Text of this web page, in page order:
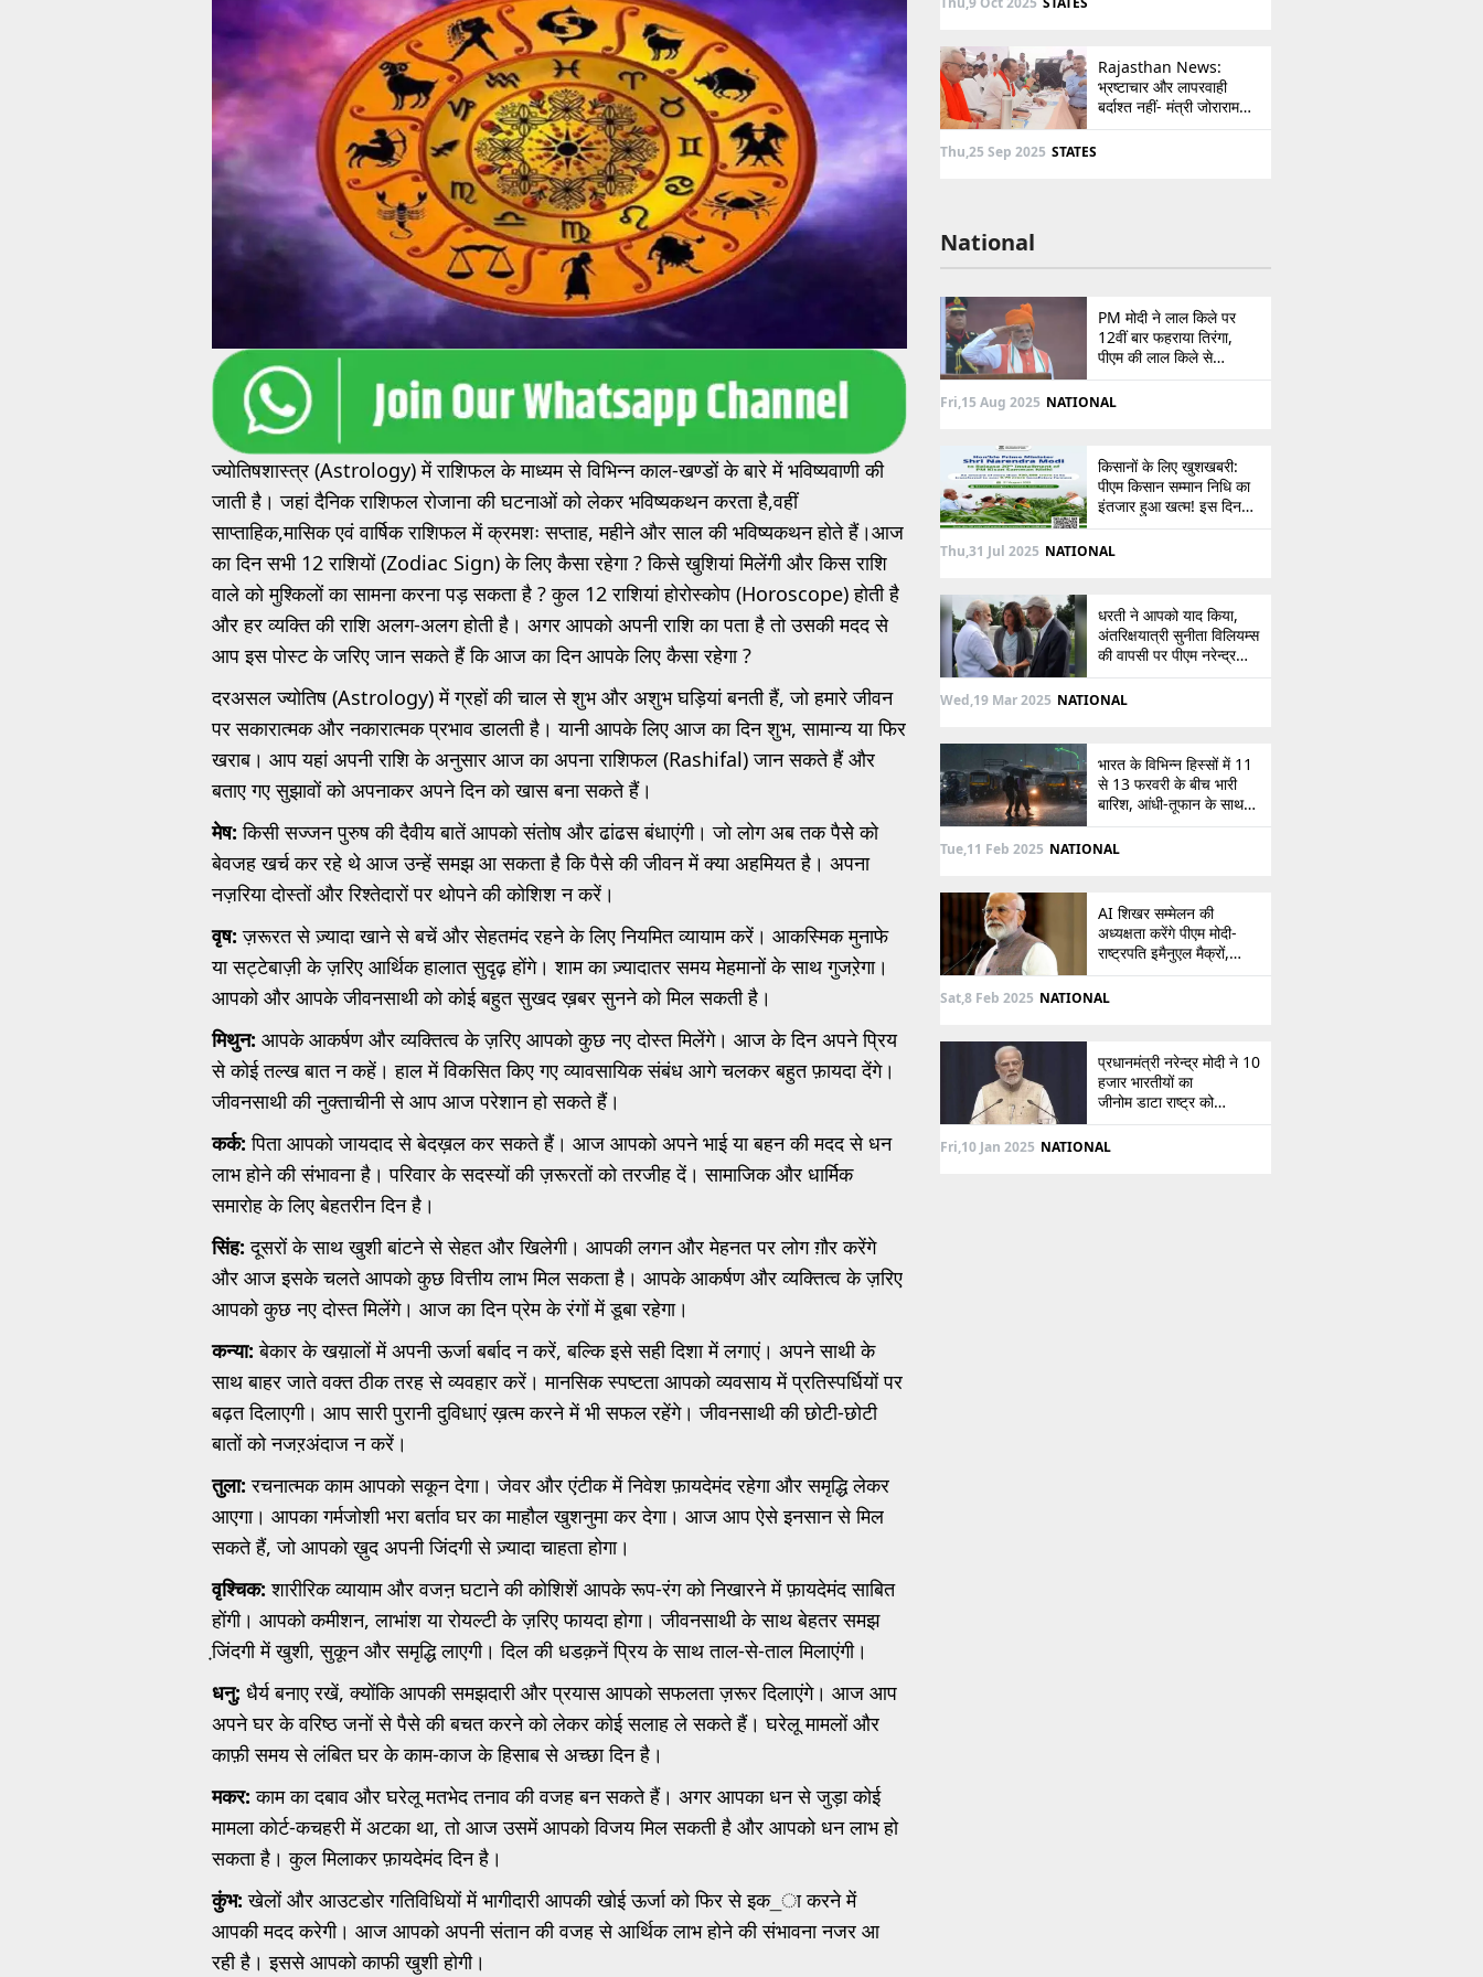
ज्योतिषशास्त्र (Astrology) में राशिफल के माध्यम से विभिन्न काल-खण्डों के बारे में भविष्यवाणी की
जाती है। जहां दैनिक राशिफल रोजाना की घटनाओं को लेकर भविष्यकथन करता है,वहीं
साप्ताहिक,मासिक एवं वार्षिक राशिफल में क्रमशः सप्ताह, महीने और साल की भविष्यकथन होते हैं।आज
का दिन सभी 12 राशियों (Zodiac Sign) के लिए कैसा रहेगा ? किसे खुशियां मिलेंगी और किस राशि
वाले को मुश्किलों का सामना करना पड़ सकता है ? कुल 12 राशियां होरोस्कोप (Horoscope) होती है
और हर व्यक्ति की राशि अलग-अलग होती है। अगर आपको अपनी राशि का पता है तो उसकी मदद से
आप इस पोस्ट के जरिए जान सकते हैं कि आज का दिन आपके लिए कैसा रहेगा ?
दरअसल ज्योतिष (Astrology) में ग्रहों की चाल से शुभ और अशुभ घड़ियां बनती हैं, जो हमारे जीवन
पर सकारात्मक और नकारात्मक प्रभाव डालती है। यानी आपके लिए आज का दिन शुभ, सामान्य या फिर
खराब। आप यहां अपनी राशि के अनुसार आज का अपना राशिफल (Rashifal) जान सकते हैं और
बताए गए सुझावों को अपनाकर अपने दिन को खास बना सकते हैं।
मेष: किसी सज्जन पुरुष की दैवीय बातें आपको संतोष और ढांढस बंधाएंगी। जो लोग अब तक पैसेे को
बेवजह खर्च कर रहे थे आज उन्हें समझ आ सकता है कि पैसे की जीवन में क्या अहमियत है। अपना
नज़रिया दोस्तों और रिश्तेदारों पर थोपने की कोशिश न करें।
वृष: ज़रूरत से ज़्यादा खाने से बचें और सेहतमंद रहने के लिए नियमित व्यायाम करें। आकस्मिक मुनाफे
या सट्टेबाज़ी के ज़रिए आर्थिक हालात सुदृढ़ होंगे। शाम का ज़्यादातर समय मेहमानों के साथ गुजऱेगा।
आपको और आपके जीवनसाथी को कोई बहुत सुखद ख़बर सुनने को मिल सकती है।
मिथुन: आपके आकर्षण और व्यक्तित्व के ज़रिए आपको कुछ नए दोस्त मिलेंगे। आज के दिन अपने प्रिय
से कोई तल्ख बात न कहें। हाल में विकसित किए गए व्यावसायिक संबंध आगे चलकर बहुत फ़ायदा देंगे।
जीवनसाथी की नुक्ताचीनी से आप आज परेशान हो सकते हैं।
कर्क: पिता आपको जायदाद से बेदख़ल कर सकते हैं। आज आपको अपने भाई या बहन की मदद से धन
लाभ होने की संभावना है। परिवार के सदस्यों की ज़रूरतों को तरजीह दें। सामाजिक और धार्मिक
समारोह के लिए बेहतरीन दिन है।
सिंह: दूसरों के साथ खुशी बांटने से सेहत और खिलेगी। आपकी लगन और मेहनत पर लोग ग़ौर करेंगे
और आज इसके चलते आपको कुछ वित्तीय लाभ मिल सकता है। आपके आकर्षण और व्यक्तित्व के ज़रिए
आपको कुछ नए दोस्त मिलेंगे। आज का दिन प्रेम के रंगों में डूबा रहेगा।
कन्या: बेकार के खय़ालों में अपनी ऊर्जा बर्बाद न करें, बल्कि इसे सही दिशा में लगाएं। अपने साथी के
साथ बाहर जाते वक्त ठीक तरह से व्यवहार करें। मानसिक स्पष्टता आपको व्यवसाय में प्रतिस्पर्धियों पर
बढ़त दिलाएगी। आप सारी पुरानी दुविधाएं ख़त्म करने में भी सफल रहेंगे। जीवनसाथी की छोटी-छोटी
बातों को नजऱअंदाज न करें।
तुला: रचनात्मक काम आपको सकून देगा। जेवर और एंटीक में निवेश फ़ायदेमंद रहेगा और समृद्धि लेकर
आएगा। आपका गर्मजोशी भरा बर्ताव घर का माहौल खुशनुमा कर देगा। आज आप ऐसे इनसान से मिल
सकते हैं, जो आपको ख़ुद अपनी जिंदगी से ज़्यादा चाहता होगा।
वृश्चिक: शारीरिक व्यायाम और वजऩ घटाने की कोशिशें आपके रूप-रंग को निखारने में फ़ायदेमंद साबित
होंगी। आपको कमीशन, लाभांश या रोयल्टी के ज़रिए फायदा होगा। जीवनसाथी के साथ बेहतर समझ
जि़ंदगी में खुशी, सुकून और समृद्धि लाएगी। दिल की धडक़नें प्रिय के साथ ताल-से-ताल मिलाएंगी।
धनु: धैर्य बनाए रखें, क्योंकि आपकी समझदारी और प्रयास आपको सफलता ज़रूर दिलाएंगे। आज आप
अपने घर के वरिष्ठ जनों से पैसे की बचत करने को लेकर कोई सलाह ले सकते हैं। घरेलू मामलों और
काफ़ी समय से लंबित घर के काम-काज के हिसाब से अच्छा दिन है।
मकर: काम का दबाव और घरेलू मतभेद तनाव की वजह बन सकते हैं। अगर आपका धन से जुड़ा कोई
मामला कोर्ट-कचहरी में अटका था, तो आज उसमें आपको विजय मिल सकती है और आपको धन लाभ हो
सकता है। कुल मिलाकर फ़ायदेमंद दिन है।
कुंभ: खेलों और आउटडोर गतिविधियों में भागीदारी आपकी खोई ऊर्जा को फिर से इक_ा करने में
आपकी मदद करेगी। आज आपको अपनी संतान की वजह से आर्थिक लाभ होने की संभावना नजर आ
रही है। इससे आपको काफी खुशी होगी।
Rajasthan News:
भ्रष्टाचार और लापरवाही
बर्दाश्त नहीं- मंत्री जोराराम
कुमावत ने शहरी सेवा शिविर में
Thu,25 Sep 2025 STATES
National
PM मोदी ने लाल किले पर
12वीं बार फहराया तिरंगा,
पीएम की लाल किले से
पाकिस्तान को सीधी
ललकार, प्रधानमंत्री ने 103
Fri,15 Aug 2025 NATIONAL
किसानों के लिए खुशखबरी:
पीएम किसान सम्मान निधि का
इंतजार हुआ खत्म! इस दिन
खाते में आएंगे 2,000 रुपये,
देखें
Thu,31 Jul 2025 NATIONAL
धरती ने आपको याद किया,
अंतरिक्षयात्री सुनीता विलियम्स
की वापसी पर पीएम नरेन्द्र
मोदी की पोस्ट
Wed,19 Mar 2025 NATIONAL
भारत के विभिन्न हिस्सों में 11
से 13 फरवरी के बीच भारी
बारिश, आंधी-तूफान के साथ
बर्फबारी का अलर्ट
Tue,11 Feb 2025 NATIONAL
AI शिखर सम्मेलन की
अध्यक्षता करेंगे पीएम मोदी-
राष्ट्रपति इमैनुएल मैक्रों,
भारत-फ्रांस संबंधों को देंगे नई
दिशा
Sat,8 Feb 2025 NATIONAL
प्रधानमंत्री नरेन्द्र मोदी ने 10
हजार भारतीयों का
जीनोम डाटा राष्ट्र को
सौंपा, जानें इसके बारे में
Fri,10 Jan 2025 NATIONAL